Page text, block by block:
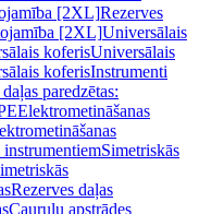
[2XL]Rezerves
[2XL]Universālais
koferisUniversālais
koferisInstrumenti
paredzētas:
Elektrometināšanas
instrumentiemSimetriskās
Rezerves daļas
Cauruļu apstrādes